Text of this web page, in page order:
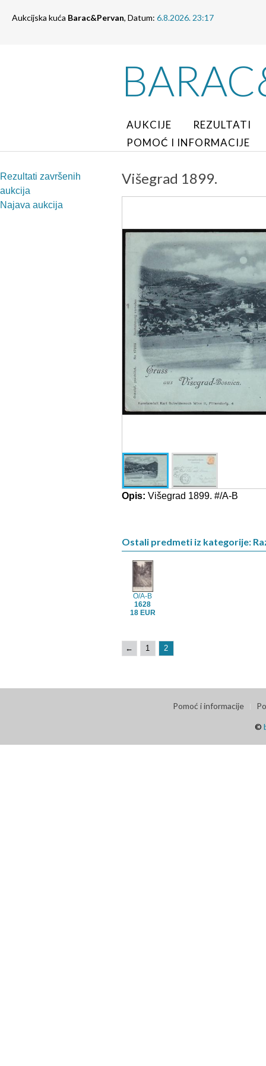
Aukcijska kuća Barac&Pervan, Datum: 6.8.2026. 23:17
AUKCIJE
REZULTATI
POMOĆ I INFORMACIJE
Rezultati završenih
aukcija
Najava aukcija
Višegrad 1899.
Opis: Višegrad 1899. #/A-B
Ostali predmeti iz kategorije:
O/A-B
1628
18 EUR
← 1 2
Pomoć i informacije
©